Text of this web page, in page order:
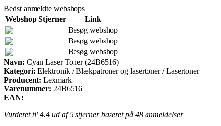
Bedst anmeldte webshops
Webshop Stjerner
Link
Besøg webshop
Besøg webshop
Besøg webshop
Navn: Cyan Laser Toner (24B6516)
Kategori: Elektronik / Blækpatroner og lasertoner / Lasertoner
Producent: Lexmark
Varenummer: 24B6516
EAN:
Vurderet til 4.4 ud af 5 stjerner baseret på 48 anmeldelser